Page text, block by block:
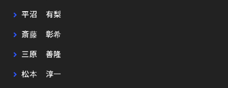
平沼 有梨
斎藤 彰希
三原 善隆
松本 淳一